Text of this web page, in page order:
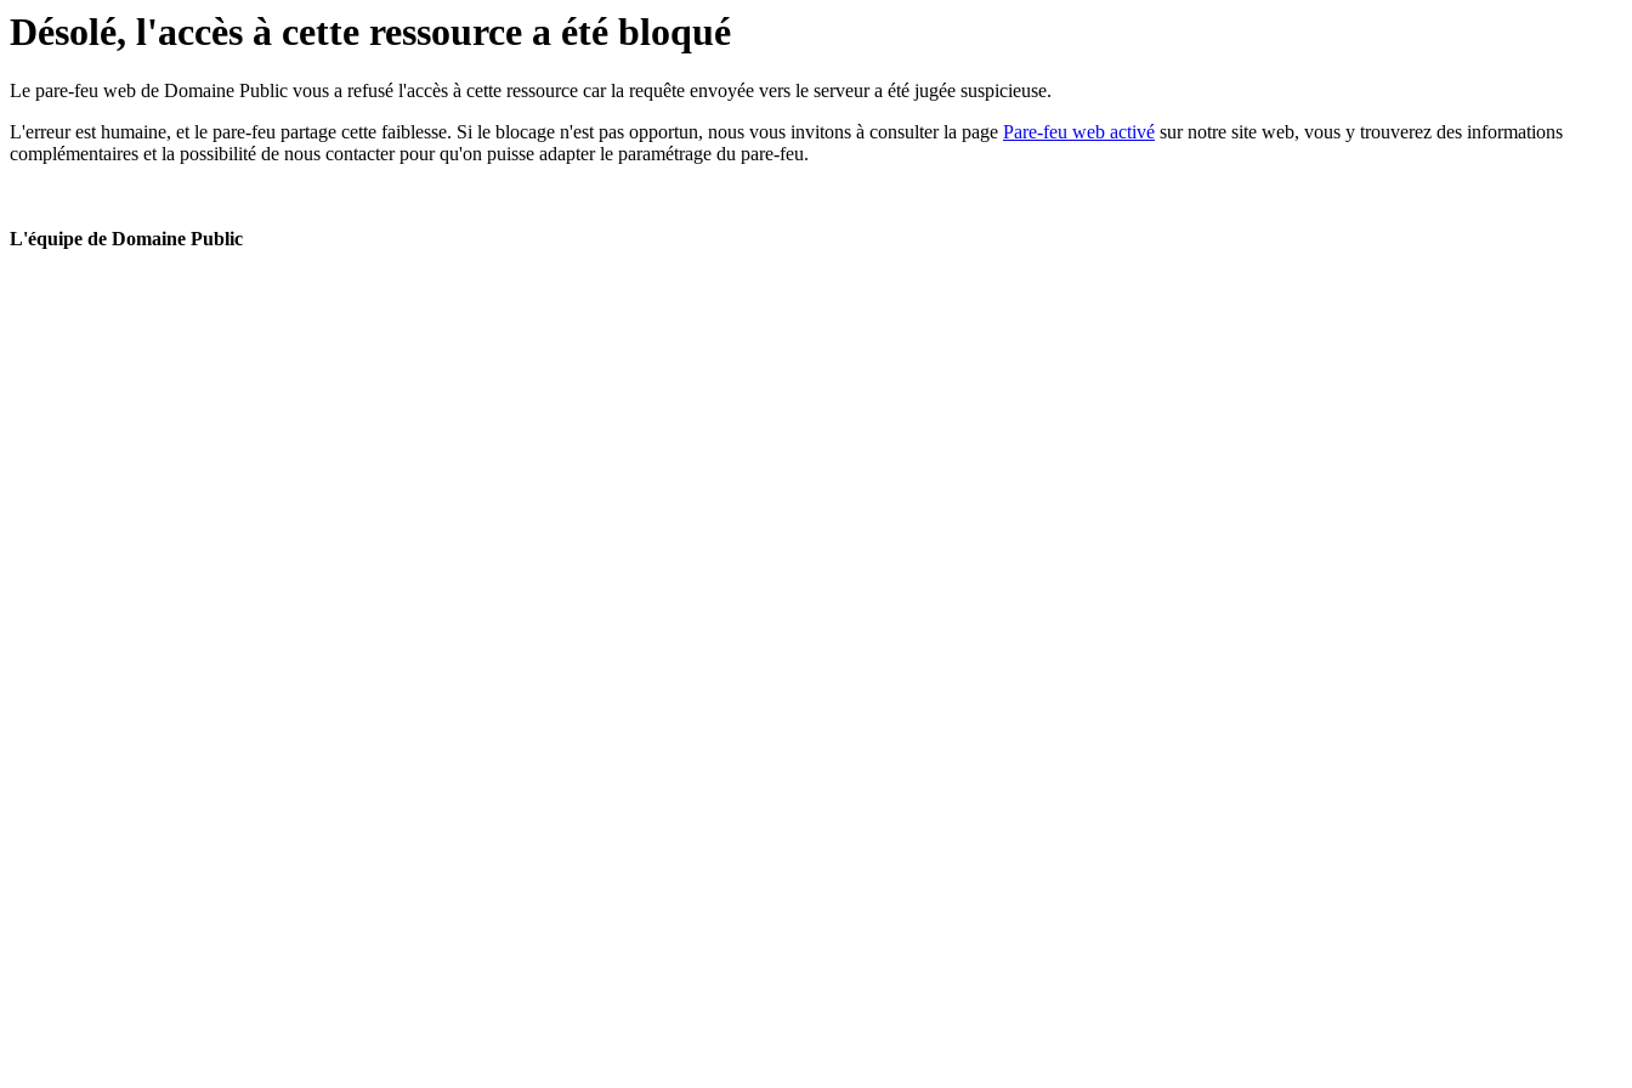
Désolé, l'accès à cette ressource a été bloqué
Le pare-feu web de Domaine Public vous a refusé l'accès à cette ressource car la requête envoyée vers le serveur a été jugée suspicieuse.
L'erreur est humaine, et le pare-feu partage cette faiblesse. Si le blocage n'est pas opportun, nous vous invitons à consulter la page Pare-feu web activé sur notre site web, vous y trouverez des informations
complémentaires et la possibilité de nous contacter pour qu'on puisse adapter le paramétrage du pare-feu.
L'équipe de Domaine Public